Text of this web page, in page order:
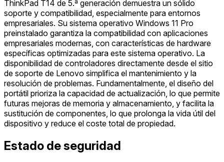
ThinkPad T14 de 5.ª generación demuestra un sólido
soporte y compatibilidad, especialmente para entornos
empresariales. Su sistema operativo Windows 11 Pro
preinstalado garantiza la compatibilidad con aplicaciones
empresariales modernas, con características de hardware
específicas optimizadas para este sistema operativo. La
disponibilidad de controladores directamente desde el sitio
de soporte de Lenovo simplifica el mantenimiento y la
resolución de problemas. Fundamentalmente, el diseño del
portátil prioriza la capacidad de actualización, lo que permite
futuras mejoras de memoria y almacenamiento, y facilita la
sustitución de componentes, lo que prolonga la vida útil del
dispositivo y reduce el coste total de propiedad.
Estado de seguridad